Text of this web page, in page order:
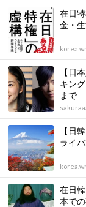
在日
金・
【日
キン
まで
【日
ライ
在日
本で